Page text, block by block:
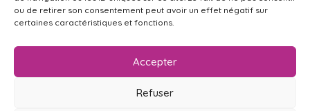
ou de retirer son consentement peut avoir un effet négatif sur
certaines caractéristiques et fonctions.
Accepter
Refuser